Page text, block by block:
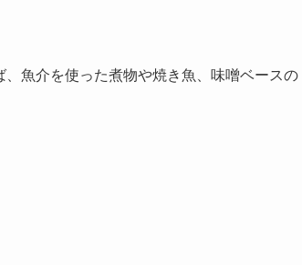
魚介を使った煮物や焼き魚、味噌ベースの